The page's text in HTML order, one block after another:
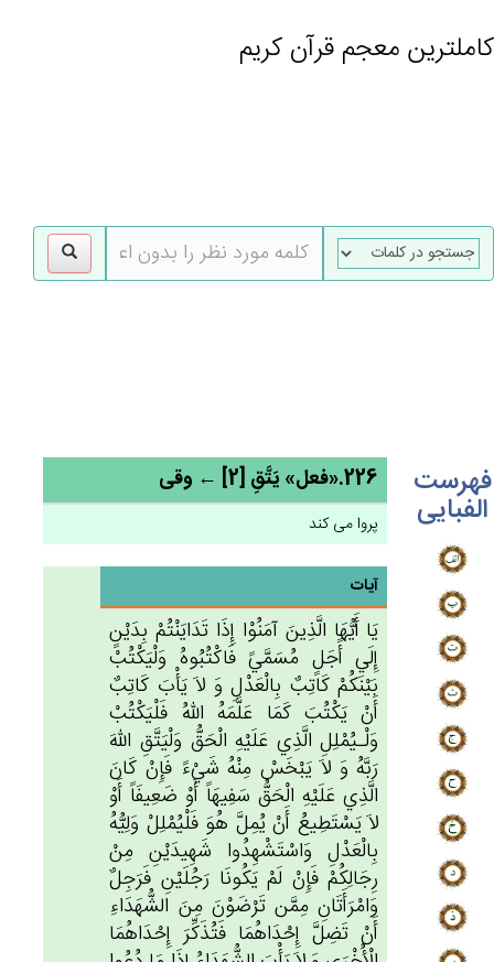
کاملترین معجم قرآن کریم
فهرست
الفبایی
226.«فعل» يَتَّق‌ِ [2] ← وقی
پروا می کند
آیات
يَا أَيُّهَا الَّذِين‌َ آمَنُوْا إِذَا تَدَايَنْتُمْ‌ بِدَيْن‌ٍ
إِلَي‌ أََجَل‌ٍ مُسَمَّي‌ً فَاكْتُبُوه‌ُ وَلْيَكْتُبْ‌
بَيْنَكُم‌ْ كَاتِب‌ٌ بِالْعَدْل‌ِ وَ لاَ يَأْب‌َ كَاتِب‌ٌ
أَنْ‌ يَكْتُب‌َ كَمَا عَلَّمَه‌ُ الله‌ُ فَلْيَكْتُب‌ْ
وَلْـيُمْلِل‌ِ الَّذِي‌ عَلَيْه‌ِ الْحَق‌ُّ وَلْيَتَّق‌ِ الله‌َ
رَبَّه‌ُ وَ لاَ يَبْخَس‌ْ مِنْه‌ُ شَيْءً فَإِنْ‌ كَان‌َ
الَّذِي‌ عَلَيْه‌ِ الْحَق‌ُّ سَفِيهَاً أَوْ ضَعِيفَاً أَوْ
لاَ يَسْتَطِيع‌ُ أَنْ‌ يُمِل‌َّ هُوَ فَلْيُمْلِل‌ْ وَلِيُّه‌ُ
بِالْعَدْل‌ِ وَاسْتَشْهِدُوا شَهِیدَيْن‌ِ مِنْ‌
رِجَالِكُم‌ْ فَإِنْ‌ لَم‌ْ يَكُونَا رَجُلَيْن‌ِ فَرَجِل‌ٌ
وَامْرَأَتَان‌ِ مِمَّن‌ تَرْضَوْن‌َ مِن‌َ الشُّهَدَاءِ
أَنْ‌ تَضِل‌َّ إِحْدَاهُمَا فَتُذَكِّرَ إِحْدَاهُمَا